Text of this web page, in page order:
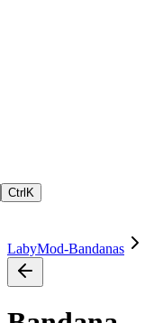
Ctrl K
LabyMod-Bandanas